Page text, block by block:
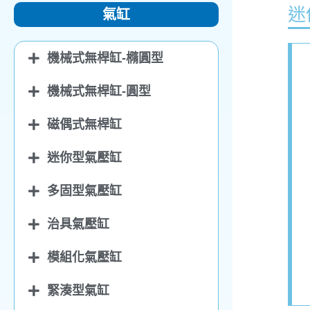
氣缸
機械式無桿缸-橢圓型
機械式無桿缸-圓型
磁偶式無桿缸
迷你型氣壓缸
多固型氣壓缸
治具氣壓缸
模組化氣壓缸
緊湊型氣缸